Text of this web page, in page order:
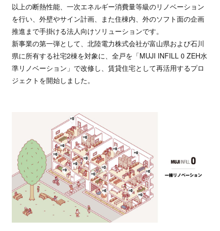
以上の断熱性能、一次エネルギー消費量等級のリノベーション
を行い、外壁やサイン計画、また住棟内、外のソフト面の企画
推進まで手掛ける法人向けソリューションです。
新事業の第一弾として、北陸電力株式会社が富山県および石川
県に所有する社宅2棟を対象に、全戸を「MUJI INFILL 0 ZEH水
準リノベーション」で改修し、賃貸住宅として再活用するプロ
ジェクトを開始しました。